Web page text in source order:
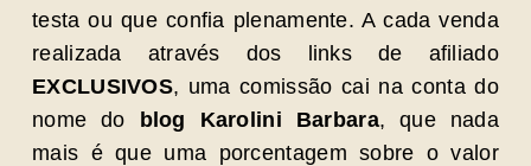
testa ou que confia plenamente. A cada venda
realizada através dos links de afiliado
EXCLUSIVOS, uma comissão cai na conta do
nome do
blog Karolini Barbara, que nada
mais é que uma porcentagem sobre o valor